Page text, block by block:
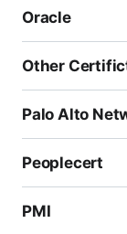
Oracle
Other
Palo Alto
Peoplecert
PMI